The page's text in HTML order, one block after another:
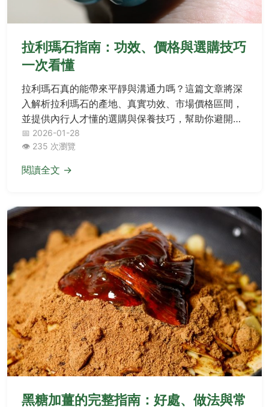
拉利瑪石指南：功效、價格與選購技巧
一次看懂
拉利瑪石真的能帶來平靜與溝通力嗎？這篇文章將深
入解析拉利瑪石的產地、真實功效、市場價格區間，
並提供內行人才懂的選購與保養技巧，幫助你避開假
貨陷阱，找到屬於你的那片海洋。
📅 2026-01-28
👁️ 235 次瀏覽
閱讀全文 →
黑糖加薑的完整指南：好處、做法與常